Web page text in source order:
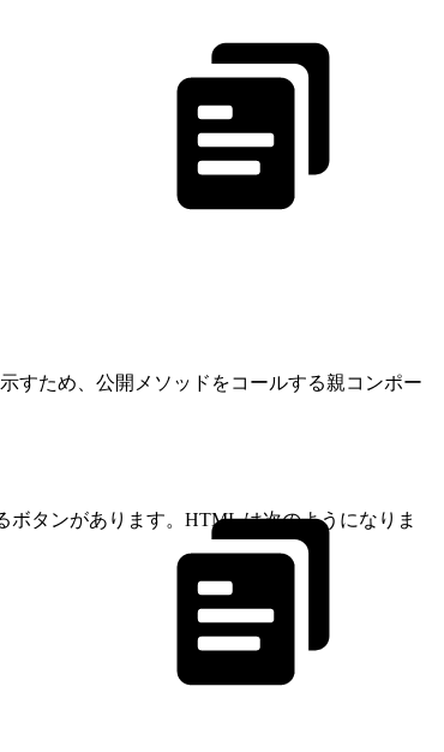
すため、公開メソッドをコールする親コンポー
ボタンがあります。HTML は次のようになりま